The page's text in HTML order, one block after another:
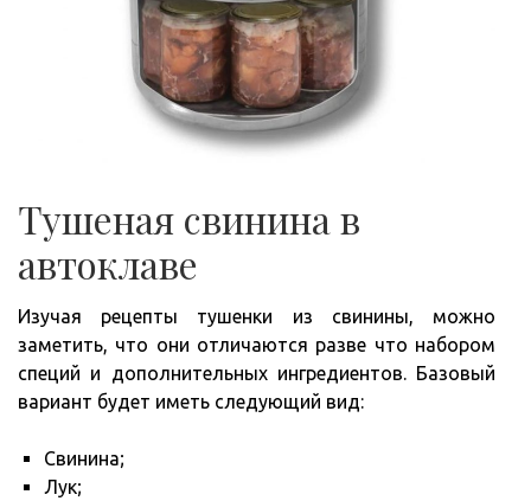
Тушеная свинина в
автоклаве
Изучая рецепты тушенки из свинины, можно
заметить, что они отличаются разве что набором
специй и дополнительных ингредиентов. Базовый
вариант будет иметь следующий вид:
Свинина;
Лук;